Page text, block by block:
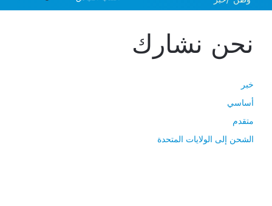
نحن نشارك
خبر
أساسي
متقدم
الشحن إلى الولايات المتحدة